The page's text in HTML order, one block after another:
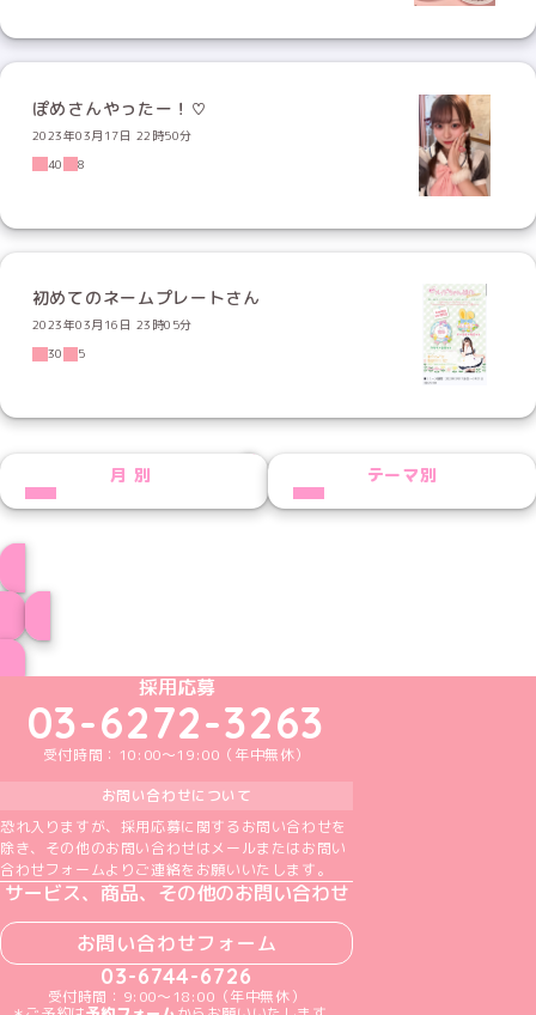
ぽめさんやったー！♡
2023年03月17日 22時50分
40
8
初めてのネームプレートさん
2023年03月16日 23時05分
30
5
NEXT
月別 テーマ別
めいどりーみんTikTok公式アカウント
めいどりーみんX公式アカウント
めいどりーみんInstagram公式アカウント
めいどりーみんFacebook公式アカウン
めいどりーみんYouTube公式アカ
採用応募
03-6272-3263
受付時間：10:00～19:00（年中無休）
お問い合わせについて
恐れ入りますが、採用応募に関するお問い合わせを
除き、その他のお問い合わせはメールまたはお問い
合わせフォームよりご連絡をお願いいたします。
サービス、商品、その他のお問い合わせ
お問い合わせフォーム
03-6744-6726
受付時間：9:00～18:00（年中無休）